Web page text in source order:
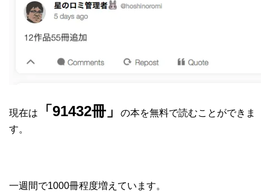
現在は 「91432冊」
の本を無料で読むことができま
す。
一週間で1000冊程度増えています。